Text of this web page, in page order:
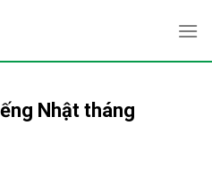
Nhật tháng